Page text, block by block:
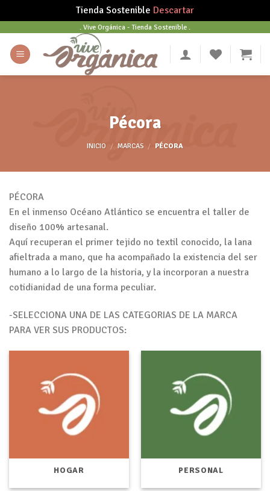
Tienda Sostenible Descartar
content
. Vive Orgánica - Tienda Sostenible .
Pécora
INICIO / MARCAS / PÉCORA
PÉCORA
En el inmenso Océano Atlántico se encuentra el taller de
diseño 100% artesanal.
Aquí recuperan el primer tejido no textil conocido, la lana
afieltrada a mano, que ha acompañado la existencia del ser
humano a lo largo de la historia, y la incorporan a nuestra
cotidianidad de una forma peculiar.
-SELECCIONA UNA DE LAS CATEGORIAS DE LA MARCA
PARA VER SUS PRODUCTOS:
HOGAR PERSONAL